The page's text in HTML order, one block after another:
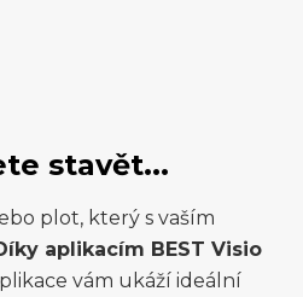
stavět...
plot, který s vaším
aplikacím BEST Visio
vám ukáží ideální